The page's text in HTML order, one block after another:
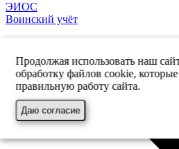
ЭИОС
Воинский учёт
Продолжая использовать наш
обработку файлов cookie,
правильную работу сайта.
Даю согласие